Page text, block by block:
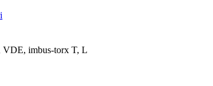
VDE, imbus-torx T, L